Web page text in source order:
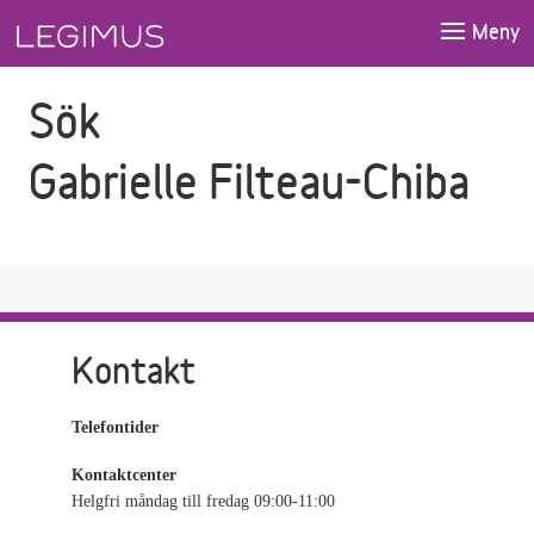
Meny
Sök
Gabrielle Filteau-Chiba
Kontakt
Telefontider
Kontaktcenter
Helgfri måndag till fredag 09:00-11:00